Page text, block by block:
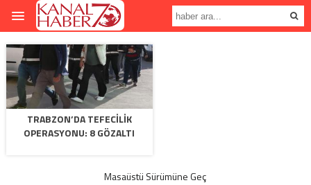
TRABZON’DA TEFECILIK
OPERASYONU: 8 GÖZALTI
Masaüstü Sürümüne Geç